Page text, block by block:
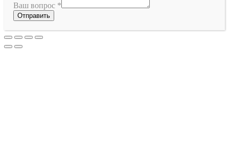
Ваш вопрос *
Отправить